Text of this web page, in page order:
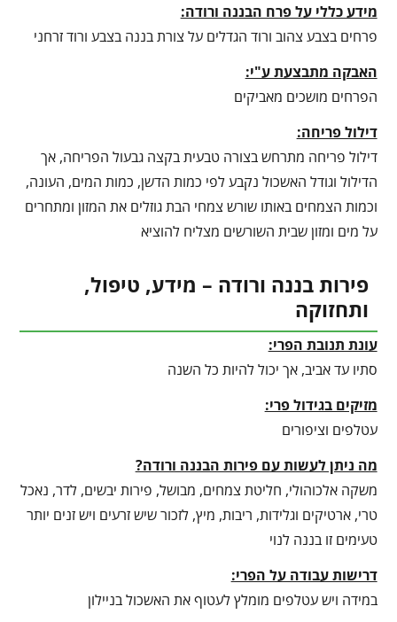
מידע כללי על פרח הבננה ורודה:
פרחים בצבע צהוב ורוד הגדלים על צורת בננה בצבע ורוד זרחני
האבקה מתבצעת ע"י:
הפרחים מושכים מאביקים
דילול פריחה:
דילול פריחה מתרחש בצורה טבעית בקצה גבעול הפריחה, אך
הדילול וגודל האשכול נקבע לפי כמות הדשן, כמות המים, העונה,
וכמות הצמחים באותו שורש צמחי הבת גוזלים את המזון ומתחרים
על מים ומזון שבית השורשים מצליח להוציא
פירות בננה ורודה – מידע, טיפול,
ותחזוקה
עונת תנובת הפרי:
סתיו עד אביב, אך יכול להיות כל השנה
מזיקים בגידול פרי:
עטלפים וציפורים
מה ניתן לעשות עם פירות הבננה ורודה?
משקה אלכוהולי, חליטת צמחים, מבושל, פירות יבשים, לדר, נאכל
טרי, ארטיקים וגלידות, ריבות, מיץ, לזכור שיש זרעים ויש זנים יותר
טעימים זו בננה לנוי
דרישות עבודה על הפרי:
במידה ויש עטלפים מומלץ לעטוף את האשכול בניילון